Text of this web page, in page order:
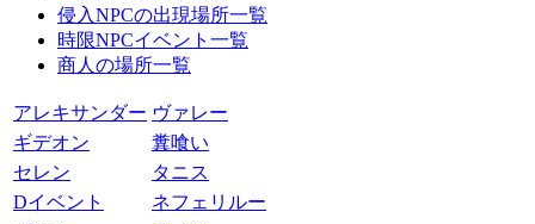
侵入NPCの出現場所一覧
時限NPCイベント一覧
商人の場所一覧
アレキサンダー ヴァレー
ギデオン
糞喰い
セレン
タニス
Dイベント
ネフェリルー